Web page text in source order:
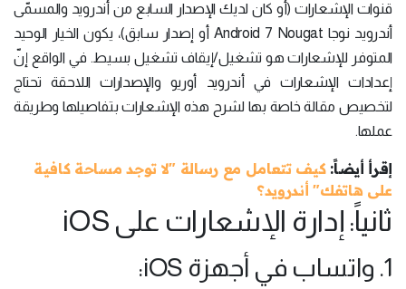
قنوات الإشعارات (أو كان لديك الإصدار السابع من أندرويد والمسمّى
أندرويد نوجا Android 7 Nougat أو إصدار سابق)، يكون الخيار الوحيد
المتوفر للإشعارات هو تشغيل/إيقاف تشغيل بسيط. في الواقع إنّ
إعدادات الإشعارات في أندرويد أوريو والإصدارات اللاحقة تحتاج
لتخصيص مقالة خاصة بها لشرح هذه الإشعارات بتفاصيلها وطريقة
عملها.
إقرأ أيضاً:كيف تتعامل مع رسالة "لا توجد مساحة كافية
على هاتفك" أندرويد؟
ثانياً: إدارة الإشعارات على iOS
1. واتساب في أجهزة iOS: